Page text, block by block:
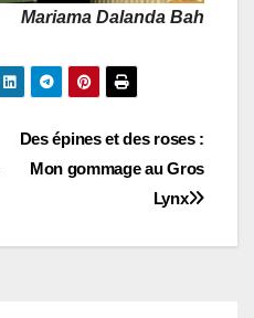
Mariama Dalanda Bah
Des épines et des roses :
Mon gommage au Gros
Lynx